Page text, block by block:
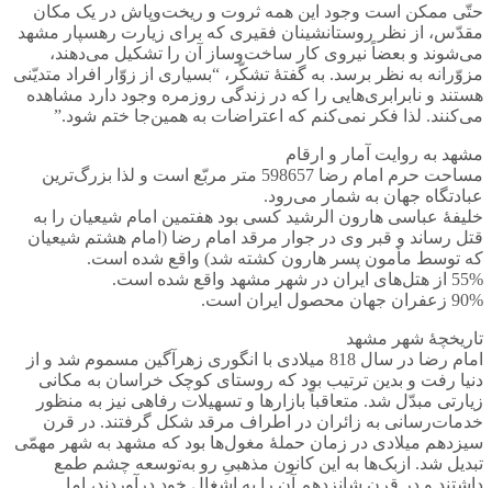
حتّی ممکن است وجود این همه ثروت و ریخت‌وپاش در یک مکان
مقدّس، از نظر روستانشینان فقیری که برای زیارت رهسپار مشهد
می‌شوند و بعضاً نیروی کار ساخت‌وساز آن را تشکیل می‌دهند،
مزوّرانه به نظر برسد. به گفتۀ تشکّر، “بسیاری از زوّار افراد متدیّنی
هستند و نابرابری‌هایی را که در زندگی روزمره وجود دارد مشاهده
می‌کنند. لذا فکر نمی‌کنم که اعتراضات به همین‌جا ختم شود.”
مشهد به روایت آمار و ارقام
مساحت حرم امام رضا 598657 متر مربّع است و لذا بزرگ‌ترین
عبادتگاه جهان به شمار می‌رود.
خلیفۀ عباسی هارون الرشید کسی بود هفتمین امام شیعیان را به
قتل رساند و قبر وی در جوار مرقد امام رضا (امام هشتم شیعیان
که توسط مأمون پسر هارون کشته شد) واقع شده است.
55% از هتل‌های ایران در شهر مشهد واقع شده است.
90% زعفران جهان محصول ایران است.
تاریخچۀ شهر مشهد
امام رضا در سال 818 میلادی با انگوری زهرآگین مسموم شد و از
دنیا رفت و بدین ترتیب بود که روستای کوچک خراسان به مکانی
زیارتی مبدّل شد. متعاقباً بازارها و تسهیلات رفاهی نیز به منظور
خدمات‌رسانی به زائران در اطراف مرقد شکل گرفتند. در قرن
سیزدهم میلادی در زمان حملۀ مغول‌ها بود که مشهد به شهر مهمّی
تبدیل شد. ازبک‌ها به این کانون مذهبیِ رو به‌توسعه چشم طمع
داشتند و در قرن شانزدهم آن را به اشغال خود درآوردند، اما